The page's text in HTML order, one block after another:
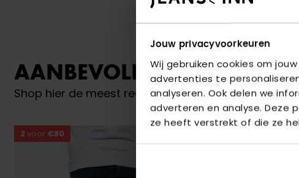
Jouw privacyvoorkeuren
Wij gebruiken cookies om
advertenties te
analyseren. Ook delen we
adverteren en analyse. Deze
ze heeft verstrekt of die ze
AANBEVOLEN VOOR JOU
Shop hier de meest recente jeans van Brams Paris
2 voor €80